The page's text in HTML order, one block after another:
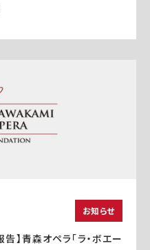
お知らせ
】青森オペラ「ラ・ボエー